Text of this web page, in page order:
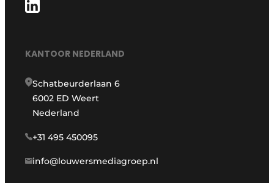
KANTOOR NEDERLAND
Schatbeurderlaan 6
6002 ED Weert
Nederland
+31 495 450095
info@louwersmediagroep.nl